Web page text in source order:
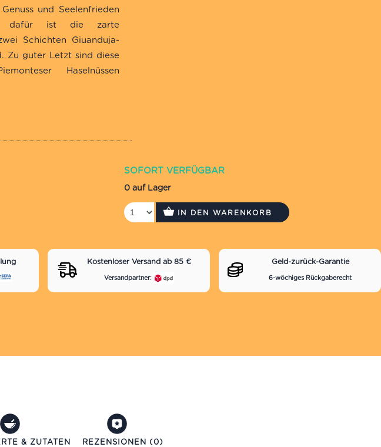
und Seelenfrieden
dafür ist die zarte
Schichten Giuanduja-
Zu guter Letzt sind diese
Haselnüssen
SOFORT VERFÜGBAR
0 auf Lager
IN DEN WARENKORB
Kostenloser Versand ab 85 €
Versandpartner:
Geld-zurück-Garantie
6-wöchiges Rückgaberecht
& ZUTATEN REZENSIONEN (0)